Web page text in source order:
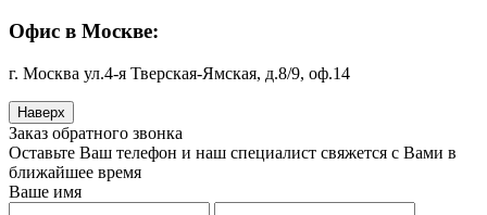
Офис в Москве:
г. Москва ул.4-я Тверская-Ямская, д.8/9, оф.14
Наверх
Заказ обратного звонка
Оставьте Ваш телефон и наш специалист свяжется с Вами в
ближайшее время
Ваше имя